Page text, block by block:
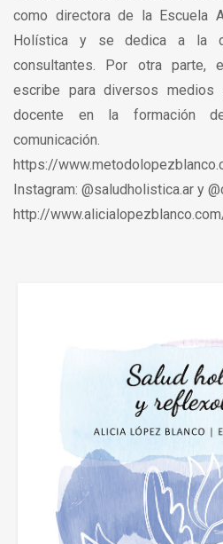
como directora de la Escuela
Holística y se dedica a la
consultantes. Por otra parte,
escribe para diversos
docente en la formación
comunicación.
https://
Instagram: @saludholistica.ar y
http://